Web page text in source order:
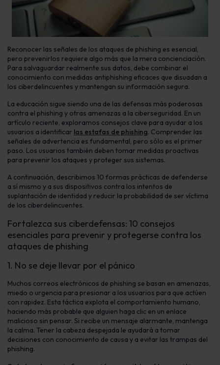
Reconocer las señales de los ataques de phishing es esencial,
pero prevenirlos requiere algo más que la mera concienciación.
Para salvaguardar realmente sus datos, debe combinar el
conocimiento con medidas antiphishing eficaces que disuadan a
los ciberdelincuentes y mantengan su información segura.
La educación sigue siendo una de las defensas más poderosas
contra el phishing y otras amenazas a la ciberseguridad. En un
artículo reciente, exploramos consejos clave para ayudar a los
usuarios a identificar las estafas de phishing. Comprender las
señales de advertencia es fundamental, pero sólo es el primer
paso. Los usuarios también deben tomar medidas proactivas
para prevenir los ataques y proteger sus sistemas.
A continuación, describimos 10 formas prácticas de defenderse
a sí mismo y a sus dispositivos contra los intentos de
suplantación de identidad y reducir la probabilidad de ser víctima
de los ciberdelincuentes.
Fortalezca sus ciberdefensas: 10 consejos
esenciales para prevenir y protegerse contra los
ataques de phishing
1. No se deje llevar por el pánico
Muchos correos electrónicos de phishing se basan en amenazas,
miedo o urgencia para presionar a los usuarios para que actúen
con rapidez. Esta táctica explota el comportamiento humano,
haciendo más probable que alguien haga clic en un enlace
malicioso sin pensar. Si recibe un mensaje alarmante, mantenga
la calma. Tener la cabeza despejada le ayudará a tomar
decisiones con conocimiento de causa y a evitar las trampas del
phishing.